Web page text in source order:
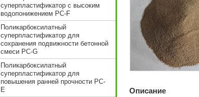
Описание
суперпластификатор с высоким
водопонижением PC-F
Поликарбоксилатный
суперпластификатор для
сохранения подвижности бетонной
смеси PC-G
Поликарбоксилатный
суперпластификатор для
повышения ранней прочности PC-
E